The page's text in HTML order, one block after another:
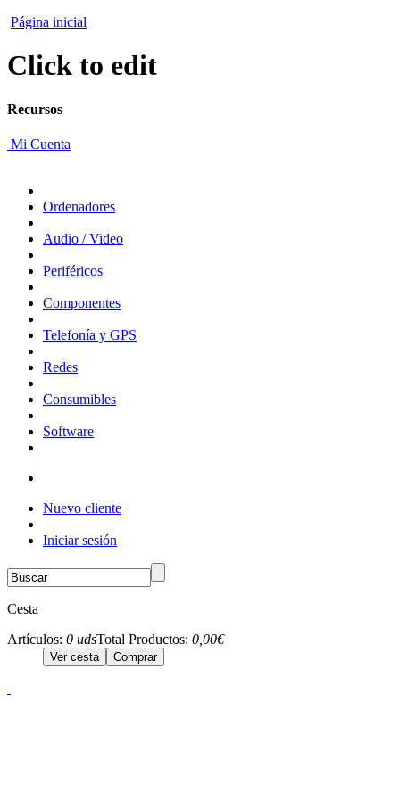
Página inicial
Click to edit
Recursos
Mi Cuenta
Ordenadores
Audio / Video
Periféricos
Componentes
Telefonía y GPS
Redes
Consumibles
Software
Nuevo cliente
Iniciar sesión
Cesta
Artículos: 0 udsTotal Productos: 0,00€